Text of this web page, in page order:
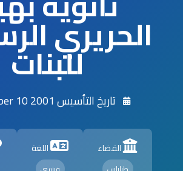
الحريري
للبنات
تاريخ التأسيس 2001 November 10
القضاء اللغة